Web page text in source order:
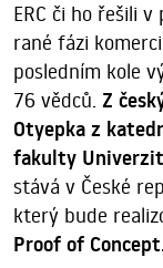
ERC či ho řešili
rané fázi
posledním kole
76 vědců. Z
Otyepka z
fakulty
stává v České
který bude
Proof of